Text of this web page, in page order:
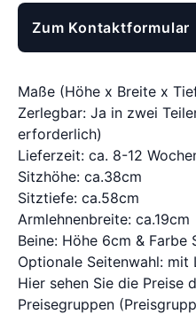
Zum Kontaktformular
Maße (Höhe x Breite x
Zerlegbar: Ja in zwei
erforderlich)
Lieferzeit: ca. 8-12
Sitzhöhe: ca.38cm
Sitztiefe: ca.58cm
Armlehnenbreite: ca.19cm
Beine: Höhe 6cm & Farbe
Optionale Seitenwahl: mit
Hier sehen Sie die Preise
Preisegruppen